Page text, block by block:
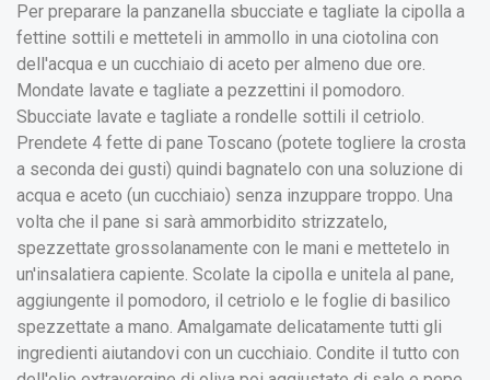
Per preparare la panzanella sbucciate e tagliate la cipolla a
fettine sottili e metteteli in ammollo in una ciotolina con
dell'acqua e un cucchiaio di aceto per almeno due ore.
Mondate lavate e tagliate a pezzettini il pomodoro.
Sbucciate lavate e tagliate a rondelle sottili il cetriolo.
Prendete 4 fette di pane Toscano (potete togliere la crosta
a seconda dei gusti) quindi bagnatelo con una soluzione di
acqua e aceto (un cucchiaio) senza inzuppare troppo. Una
volta che il pane si sarà ammorbidito strizzatelo,
spezzettate grossolanamente con le mani e mettetelo in
un'insalatiera capiente. Scolate la cipolla e unitela al pane,
aggiungente il pomodoro, il cetriolo e le foglie di basilico
spezzettate a mano. Amalgamate delicatamente tutti gli
ingredienti aiutandovi con un cucchiaio. Condite il tutto con